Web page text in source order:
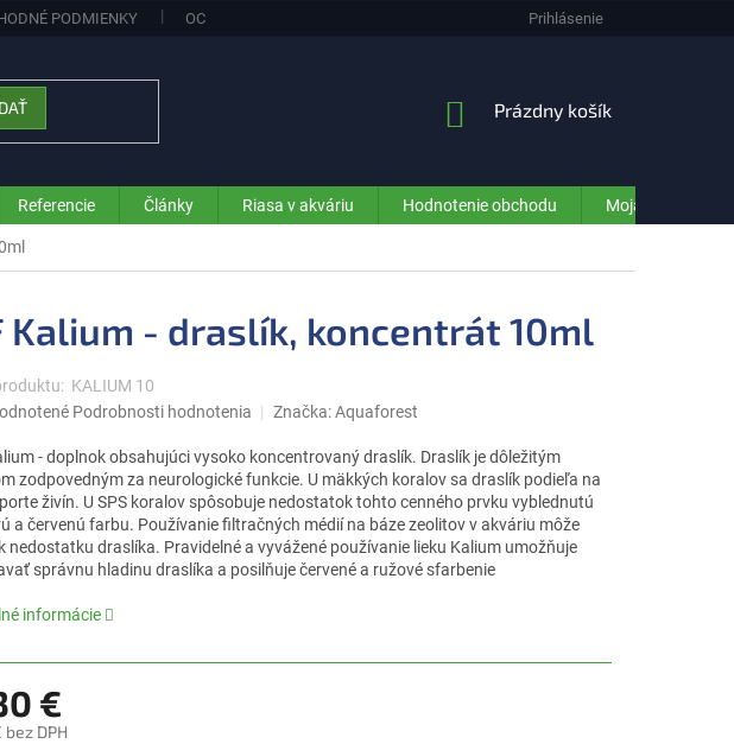
PODMIENKY OCHRANA OSOBNÝCH ÚDAJOV (GDPR) - INFORMÁCIE PRE ZÁKAZNÍKOV E-
Prihlásenie
NÁKUPNÝ
Prázdny košík
Referencie Články Riasa v akváriu Hodnotenie obchodu Moja objednávka
Kalium - draslík, koncentrát 10ml
KALIUM 10
Podrobnosti hodnotenia Značka:Aquaforest
- doplnok obsahujúci vysoko koncentrovaný draslík. Draslík je dôležitým
zodpovedným za neurologické funkcie. U mäkkých koralov sa draslík podieľa na
živín. U SPS koralov spôsobuje nedostatok tohto cenného prvku vyblednutú
a červenú farbu. Používanie filtračných médií na báze zeolitov v akváriu môže
nedostatku draslíka. Pravidelné a vyvážené používanie lieku Kalium umožňuje
správnu hladinu draslíka a posilňuje červené a ružové sfarbenie
informácie
€
bez DPH